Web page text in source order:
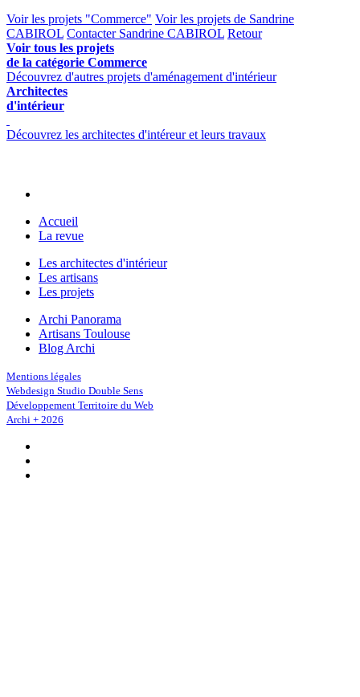
Voir les projets "Commerce" Voir les projets de Sandrine
CABIROL Contacter Sandrine CABIROL Retour
Voir tous les projets
de la catégorie Commerce
Découvrez d'autres projets d'aménagement d'intérieur
Architectes
d'intérieur
Découvrez les architectes d'intéreur et leurs travaux
Accueil
La revue
Les architectes d'intérieur
Les artisans
Les projets
Archi Panorama
Artisans Toulouse
Blog Archi
Mentions légales
Webdesign Studio Double Sens
Développement Territoire du Web
Archi + 2026